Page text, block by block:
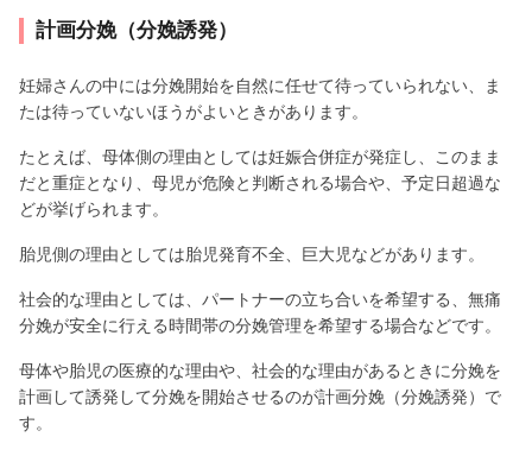
計画分娩（分娩誘発）
妊婦さんの中には分娩開始を自然に任せて待っていられない、ま
たは待っていないほうがよいときがあります。
たとえば、母体側の理由としては妊娠合併症が発症し、このまま
だと重症となり、母児が危険と判断される場合や、予定日超過な
どが挙げられます。
胎児側の理由としては胎児発育不全、巨大児などがあります。
社会的な理由としては、パートナーの立ち合いを希望する、無痛
分娩が安全に行える時間帯の分娩管理を希望する場合などです。
母体や胎児の医療的な理由や、社会的な理由があるときに分娩を
計画して誘発して分娩を開始させるのが計画分娩（分娩誘発）で
す。